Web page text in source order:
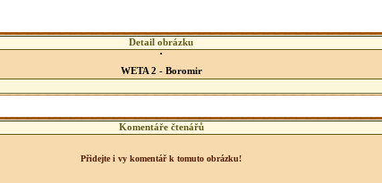
Detail obrázku
WETA 2 - Boromir
Komentáře čtenářů
Přidejte i vy komentář k tomuto obrázku!